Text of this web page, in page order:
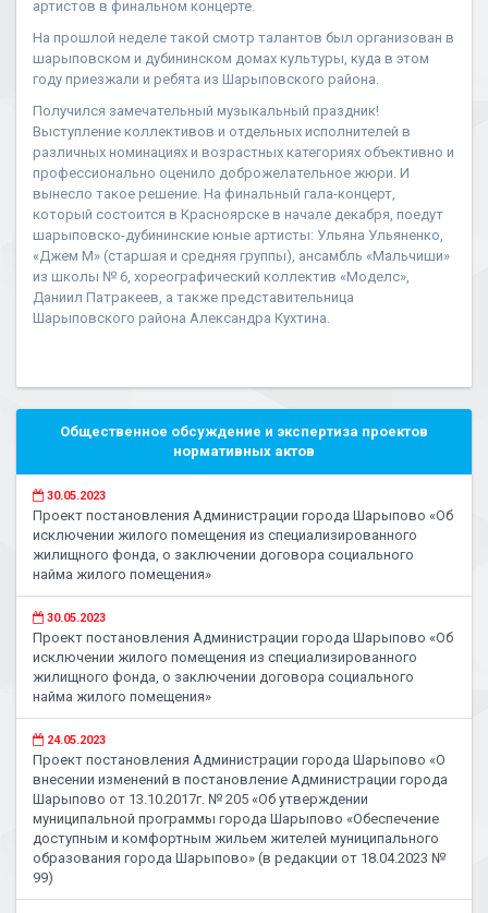
артистов в финальном концерте.
На прошлой неделе такой смотр талантов был организован в
шарыповском и дубининском домах культуры, куда в этом
году приезжали и ребята из Шарыповского района.
Получился замечательный музыкальный праздник!
Выступление коллективов и отдельных исполнителей в
различных номинациях и возрастных категориях объективно и
профессионально оценило доброжелательное жюри. И
вынесло такое решение. На финальный гала-концерт,
который состоится в Красноярске в начале декабря, поедут
шарыповско-дубининские юные артисты: Ульяна Ульяненко,
«Джем М» (старшая и средняя группы), ансамбль «Мальчиши»
из школы № 6, хореографический коллектив «Моделс»,
Даниил Патракеев, а также представительница
Шарыповского района Александра Кухтина.
Общественное обсуждение и экспертиза проектов
нормативных актов
30.05.2023
Проект постановления Администрации города Шарыпово «Об
исключении жилого помещения из специализированного
жилищного фонда, о заключении договора социального
найма жилого помещения»
30.05.2023
Проект постановления Администрации города Шарыпово «Об
исключении жилого помещения из специализированного
жилищного фонда, о заключении договора социального
найма жилого помещения»
24.05.2023
Проект постановления Администрации города Шарыпово «О
внесении изменений в постановление Администрации города
Шарыпово от 13.10.2017г. № 205 «Об утверждении
муниципальной программы города Шарыпово «Обеспечение
доступным и комфортным жильем жителей муниципального
образования города Шарыпово» (в редакции от 18.04.2023 №
99)